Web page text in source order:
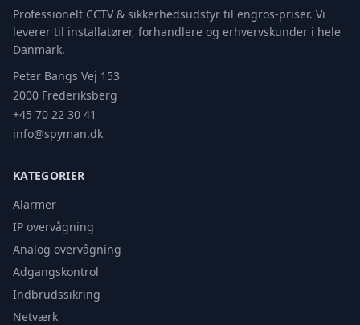
Professionelt CCTV & sikkerhedsudstyr til engros-priser. Vi
leverer til installatører, forhandlere og erhvervskunder i hele
Danmark.
Peter Bangs Vej 153
2000 Frederiksberg
+45 70 22 30 41
info@spyman.dk
KATEGORIER
Alarmer
IP overvågning
Analog overvågning
Adgangskontrol
Indbrudssikring
Netværk